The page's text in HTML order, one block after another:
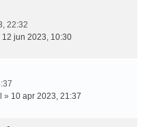
22:32
12 jun 2023, 10:30
» 10 apr 2023, 21:37